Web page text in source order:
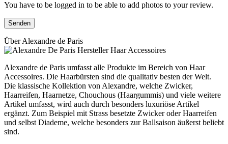
You have to be logged in to be able to add photos to your review.
Über Alexandre de Paris
Alexandre de Paris umfasst alle Produkte im Bereich von Haar
Accessoires. Die Haarbürsten sind die qualitativ besten der Welt.
Die klassische Kollektion von Alexandre, welche Zwicker,
Haarreifen, Haarnetze, Chouchous (Haargummis) und viele weitere
Artikel umfasst, wird auch durch besonders luxuriöse Artikel
ergänzt. Zum Beispiel mit Strass besetzte Zwicker oder Haarreifen
und selbst Diademe, welche besonders zur Ballsaison äußerst beliebt
sind.